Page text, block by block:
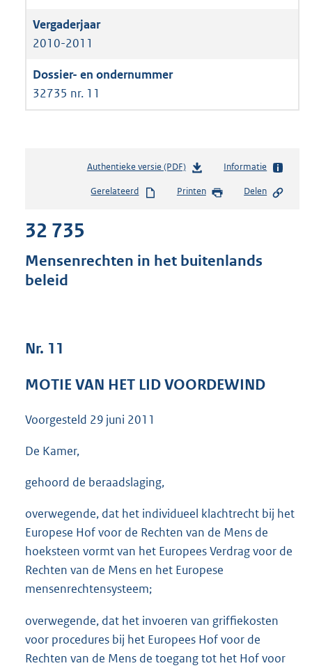
2010-2011
32735 nr. 11
Authentieke versie (PDF)b
s
s
:
Informatie
Gerelateerd Printen Delen
32 735
Mensenrechten in het buitenlands
beleid
Nr. 11
MOTIE VAN HET LID VOORDEWIND
Voorgesteld 29 juni 2011
De Kamer,
gehoord de beraadslaging,
overwegende, dat het individueel klachtrecht bij het
Europese Hof voor de Rechten van de Mens de
hoeksteen vormt van het Europees Verdrag voor de
Rechten van de Mens en het Europese
mensenrechtensysteem;
overwegende, dat het invoeren van griffiekosten
voor procedures bij het Europees Hof voor de
Rechten van de Mens de toegang tot het Hof voor